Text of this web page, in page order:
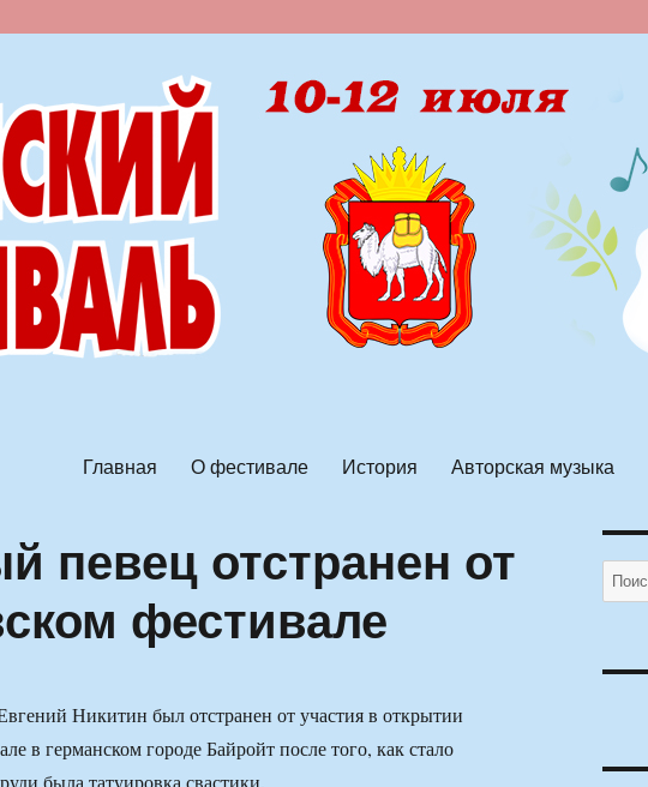
Главная О фестивале История Авторская музыка
певец отстранен от
фестивале
Никитин был отстранен от участия в открытии
в германском городе Байройт после того, как стало
была татуировка свастики.
Искать: